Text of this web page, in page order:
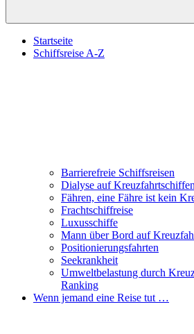
Startseite
Schiffsreise A-Z
Barrierefreie Schiffsreisen
Dialyse auf Kreuzfahrtschiffen
Fähren, eine Fähre ist kein
Frachtschiffreise
Luxusschiffe
Mann über Bord auf
Positionierungsfahrten
Seekrankheit
Umweltbelastung durch
Ranking
Wenn jemand eine Reise tut …